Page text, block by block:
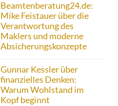
Beamtenberatung24.de:
Mike Feistauer über die
Verantwortung des
Maklers und moderne
Absicherungskonzepte
Gunnar Kessler über
finanzielles Denken:
Warum Wohlstand im
Kopf beginnt